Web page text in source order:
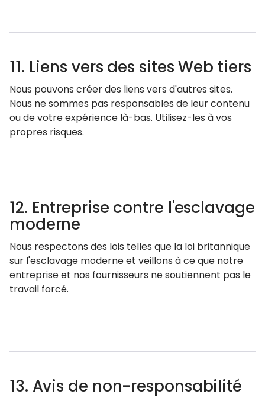
11. Liens vers des sites Web tiers
Nous pouvons créer des liens vers d'autres sites.
Nous ne sommes pas responsables de leur contenu
ou de votre expérience là-bas. Utilisez-les à vos
propres risques.
12. Entreprise contre l'esclavage
moderne
Nous respectons des lois telles que la loi britannique
sur l'esclavage moderne et veillons à ce que notre
entreprise et nos fournisseurs ne soutiennent pas le
travail forcé.
13. Avis de non-responsabilité